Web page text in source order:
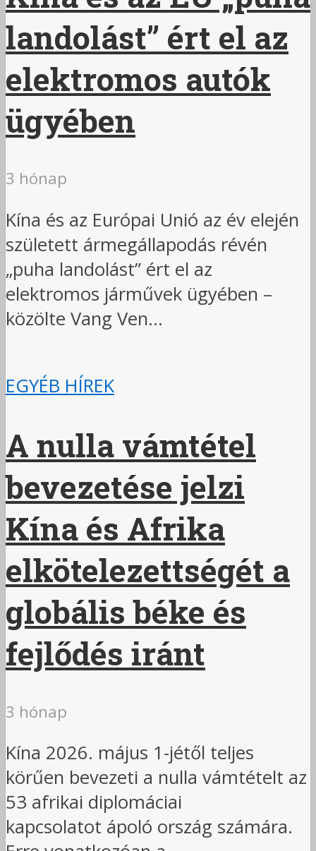
landolást” ért el az
elektromos autók
ügyében
3 hónap
Kína és az Európai Unió az év elején
született ármegállapodás révén
„puha landolást” ért el az
elektromos járművek ügyében –
közölte Vang Ven...
EGYÉB HÍREK
A nulla vámtétel
bevezetése jelzi
Kína és Afrika
elkötelezettségét a
globális béke és
fejlődés iránt
3 hónap
Kína 2026. május 1-jétől teljes
körűen bevezeti a nulla vámtételt az
53 afrikai diplomáciai
kapcsolatot ápoló ország számára.